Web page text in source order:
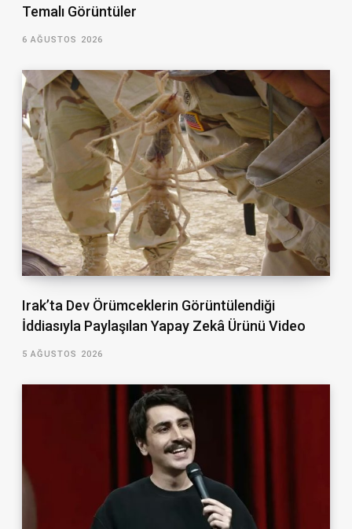
Temalı Görüntüler
6 AĞUSTOS 2026
Irak’ta Dev Örümceklerin Görüntülendiği
İddiasıyla Paylaşılan Yapay Zekâ Ürünü Video
5 AĞUSTOS 2026